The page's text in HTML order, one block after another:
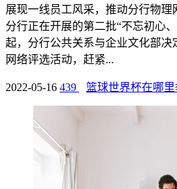
展现一线员工风采，推动分行物
分行正在开展的第二批“不忘初心
起，分行公共关系与企业文化部决
网络评选活动，赶紧...
2022-05-16 439 篮球世界杯在哪